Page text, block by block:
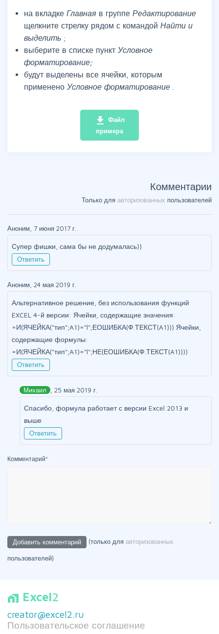
на вкладке Главная в группе Редактирование
щелкните стрелку рядом с командой Найти и
выделить ;
выберите в списке пункт Условное
форматирование;
будут выделены все ячейки, которым
применено Условное форматирование
file_download Файл
примера
Комментарии
Только для авторизованных пользователей
Аноним, 7 июня 2017 г.
Супер фишки, сама бы не додумалась))
Ответить
Аноним, 24 мая 2019 г.
Альтернативное решение, без использования функций
EXCEL 4-й версии: Ячейки, содержащие значения:
=И(ЯЧЕЙКА("тип";A1)="l";ЕОШИБКА(Ф.ТЕКСТ(A1))) Ячейки,
содержащие формулы:
=И(ЯЧЕЙКА("тип";A1)="l";НЕ(ЕОШИБКА(Ф.ТЕКСТ(A1))))
Ответить
Михаил , 25 мая 2019 г.
Спасибо, формула работает с версии Excel 2013 и
выше
Ответить
Комментарий*
(только для авторизованных
пользователей)
home_work Excel2
creator@excel2.ru
Пользовательское соглашение